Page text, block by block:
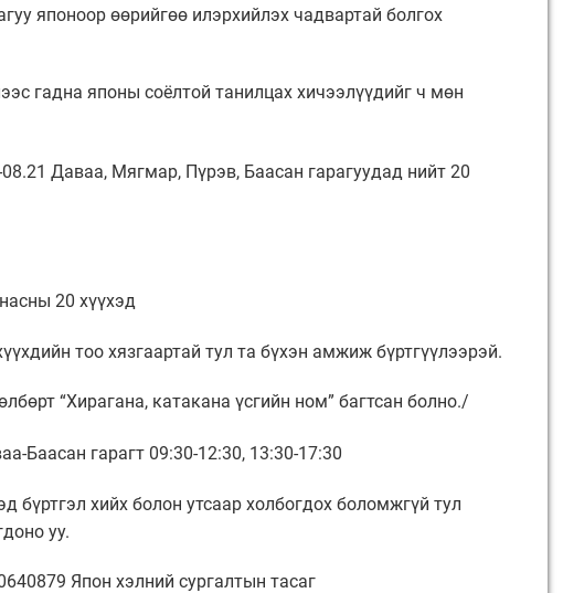
японоор өөрийгөө илэрхийлэх чадвартай болгох
гадна японы соёлтой танилцах хичээлүүдийг ч мөн
Даваа, Мягмар, Пүрэв, Баасан гарагуудад нийт 20
20 хүүхэд
тоо хязгаартай тул та бүхэн амжиж бүртгүүлээрэй.
“Хирагана, катакана үсгийн ном” багтсан болно./
Баасан гарагт 09:30-12:30, 13:30-17:30
хийх болон утсаар холбогдох боломжгүй тул
уу.
Япон хэлний сургалтын тасаг